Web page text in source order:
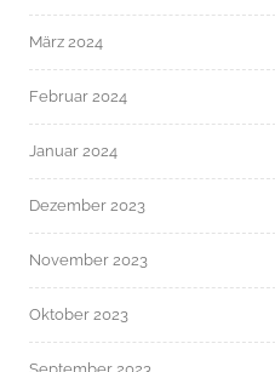
März 2024
Februar 2024
Januar 2024
Dezember 2023
November 2023
Oktober 2023